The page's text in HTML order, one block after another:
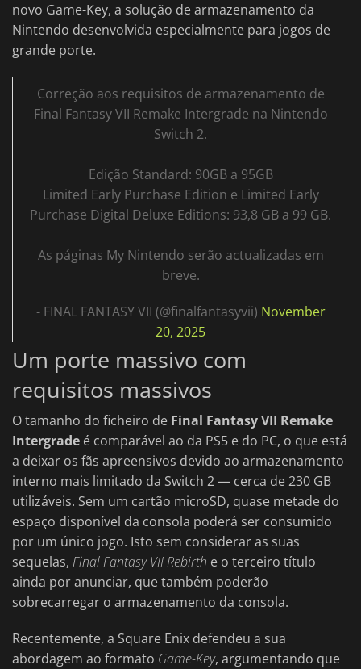
novo Game-Key, a solução de armazenamento da
Nintendo desenvolvida especialmente para jogos de
grande porte.
Correção aos requisitos de armazenamento de
Final Fantasy VII Remake Intergrade na Nintendo
Switch 2.
Edição Standard: 90GB a 95GB
Limited Early Purchase Edition e Limited Early
Purchase Digital Deluxe Editions: 93,8 GB a 99 GB.
As páginas My Nintendo serão actualizadas em
breve.
- FINAL FANTASY VII (@finalfantasyvii) November
20, 2025
Um porte massivo com
requisitos massivos
O tamanho do ficheiro de Final Fantasy VII Remake
Intergrade é comparável ao da PS5 e do PC, o que está
a deixar os fãs apreensivos devido ao armazenamento
interno mais limitado da Switch 2 — cerca de 230 GB
utilizáveis. Sem um cartão microSD, quase metade do
espaço disponível da consola poderá ser consumido
por um único jogo. Isto sem considerar as suas
sequelas, Final Fantasy VII Rebirth e o terceiro título
ainda por anunciar, que também poderão
sobrecarregar o armazenamento da consola.
Recentemente, a Square Enix defendeu a sua
abordagem ao formato Game-Key, argumentando que